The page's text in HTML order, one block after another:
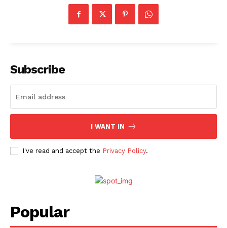
Subscribe
I WANT IN
I've read and accept the Privacy Policy.
Popular